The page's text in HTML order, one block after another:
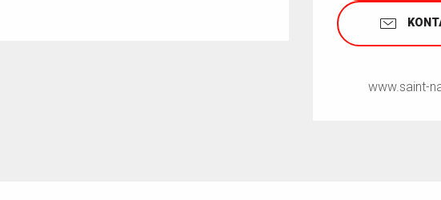
www.saint-